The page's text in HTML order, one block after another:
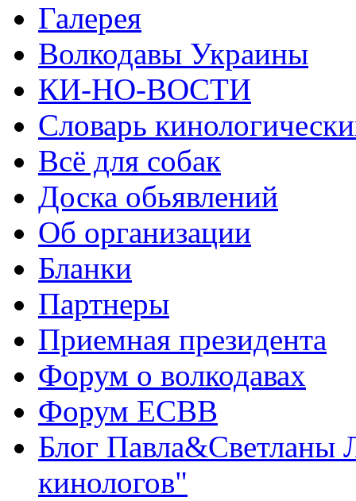
Галерея
Волкодавы Украины
КИ-НО-ВОСТИ
Словарь
Всё для собак
Доска обьявлений
Об организации
Бланки
Партнеры
Приемная президента
Форум о волкодавах
Форум ЕСВВ
Блог Павла&Светланы
кинологов"